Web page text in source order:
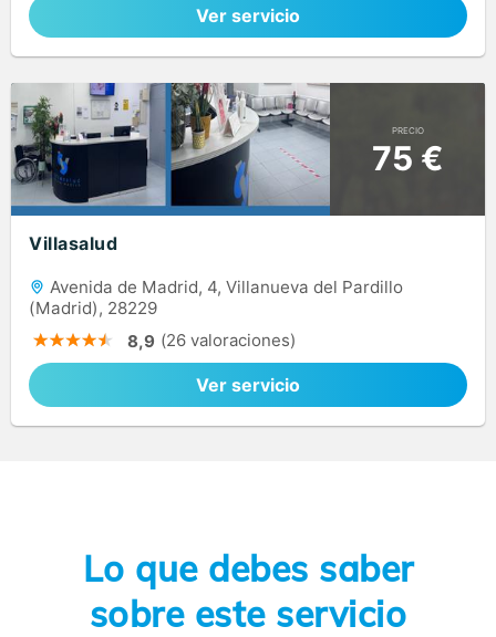
Ver servicio
PRECIO
75 €
Villasalud
Avenida de Madrid, 4, Villanueva del Pardillo
(Madrid), 28229
8,9 (26 valoraciones)
Ver servicio
Lo que debes saber
sobre este servicio